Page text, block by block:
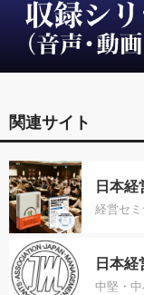
関連サイト
日本
経営セ
日本
中堅・